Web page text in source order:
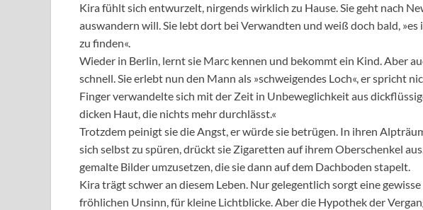
Kira fühlt sich entwurzelt, nirgends wirklich zu Hause. Sie geht nach
auswandern will. Sie lebt dort bei Verwandten und weiß doch bald,
zu finden«.
Wieder in Berlin, lernt sie Marc kennen und bekommt ein Kind. Aber
schnell. Sie erlebt nun den Mann als »schweigendes Loch«, er spricht
Finger verwandelte sich mit der Zeit in Unbeweglichkeit aus
dicken Haut, die nichts mehr durchlässt.«
Trotzdem peinigt sie die Angst, er würde sie betrügen. In ihren
sich selbst zu spüren, drückt sie Zigaretten auf ihrem Oberschenkel
gemalte Bilder umzusetzen, die sie dann auf dem Dachboden stapelt.
Kira trägt schwer an diesem Leben. Nur gelegentlich sorgt eine
fröhlichen Unsinn, für kleine Lichtblicke. Aber die Hypothek der